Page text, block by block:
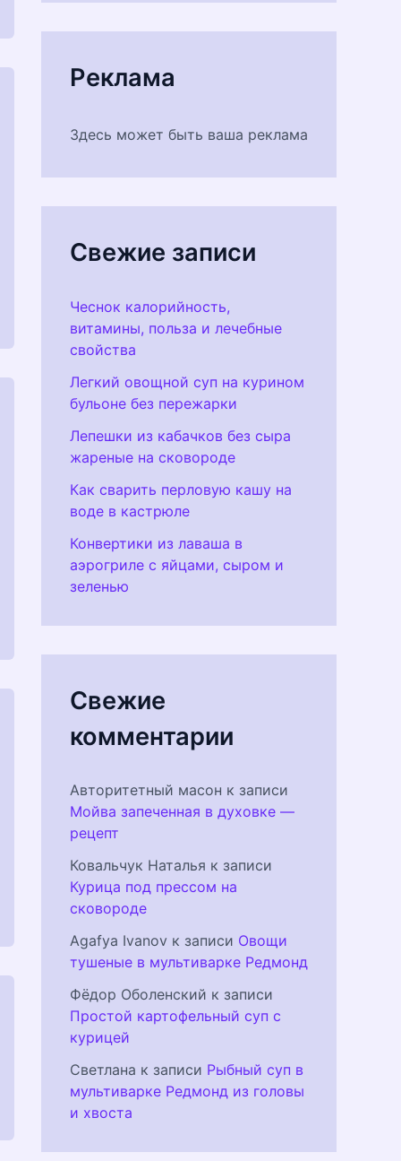
Реклама
Здесь может быть ваша реклама
Свежие записи
Чеснок калорийность,
витамины, польза и лечебные
свойства
Легкий овощной суп на курином
бульоне без пережарки
Лепешки из кабачков без сыра
жареные на сковороде
Как сварить перловую кашу на
воде в кастрюле
Конвертики из лаваша в
аэрогриле с яйцами, сыром и
зеленью
Свежие
комментарии
Авторитетный масон к записи
Мойва запеченная в духовке —
рецепт
Ковальчук Наталья к записи
Курица под прессом на
сковороде
Agafya Ivanov к записи Овощи
тушеные в мультиварке Редмонд
Фёдор Оболенский к записи
Простой картофельный суп с
курицей
Светлана к записи Рыбный суп в
мультиварке Редмонд из головы
и хвоста